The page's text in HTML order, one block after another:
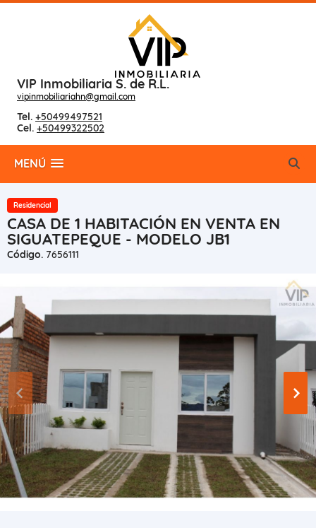
VIP Inmobiliaria S. de R.L.
vipinmobiliariahn@gmail.com
Tel. +50499497521
Cel. +50499322502
MENÚ
Residencial
CASA DE 1 HABITACIÓN EN VENTA EN
SIGUATEPEQUE - MODELO JB1
Código. 7656111